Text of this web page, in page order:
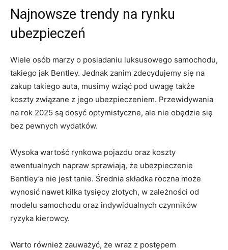
Najnowsze trendy na rynku
ubezpieczeń
Wiele‍ osób marzy o posiadaniu ⁤luksusowego​ samochodu,
takiego ‌jak Bentley. Jednak zanim zdecydujemy się na
zakup takiego auta, musimy wziąć pod‌ uwagę także
koszty związane z jego ubezpieczeniem. Przewidywania
na ⁤rok 2025 są dosyć​ optymistyczne, ale nie obędzie się
bez pewnych wydatków.
Wysoka wartość rynkowa pojazdu oraz koszty
ewentualnych napraw sprawiają, że ubezpieczenie
Bentley’a nie jest tanie. Średnia składka roczna może
wynosić nawet kilka tysięcy ‍złotych, w ⁢zależności od
modelu samochodu ‌oraz indywidualnych czynników
‍ryzyka kierowcy.
Warto również zauważyć, że wraz ⁣z⁢ postępem